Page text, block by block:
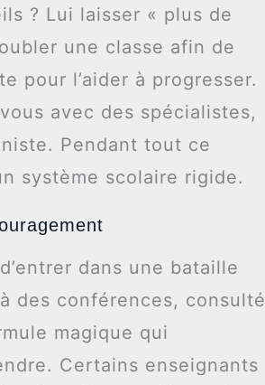
? Lui laisser « plus de
une classe afin de
pour l’aider à progresser.
avec des spécialistes,
Pendant tout ce
système scolaire rigide.
dans une bataille
des conférences, consulté
magique qui
Certains enseignants